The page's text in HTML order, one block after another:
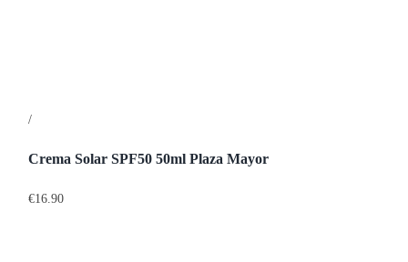
/
Crema Solar SPF50 50ml Plaza Mayor
€16.90